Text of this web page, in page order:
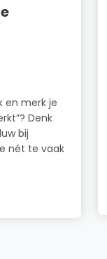
en merk je
Denk
bij
nét te vaak